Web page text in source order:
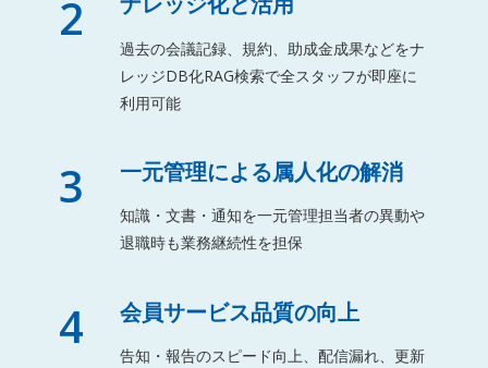
2
過去の会議記録、規約、助成金成果などをナ
レッジDB化RAG検索で全スタッフが即座に
利用可能
3 一元管理による属人化の解消
知識・文書・通知を一元管理担当者の異動や
退職時も業務継続性を担保
4 会員サービス品質の向上
告知・報告のスピード向上、配信漏れ、更新